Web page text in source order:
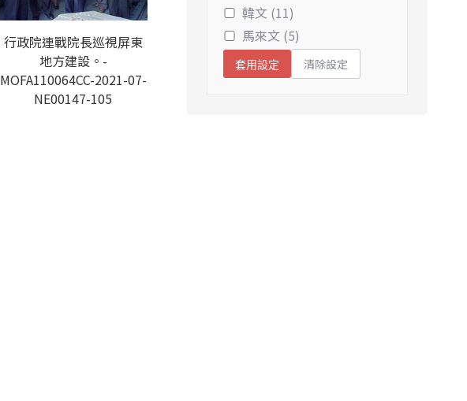
行政院連戰院長巡視屏東
地方建設。-
MOFA110064CC-2021-07-
NE00147-105
韓文 (11)
馬來文 (5)
套用設定 清除設定